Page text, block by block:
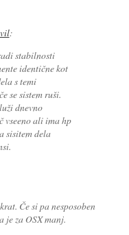
:
stabilnosti
identične kot
s temi
se sistem ruši.
dnevno
vseeno ali ima hp
sisitem dela
Če si pa nesposoben
je za OSX manj.